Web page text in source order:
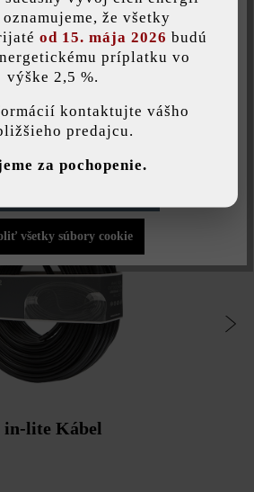
osvetlenie
in-lite Kábel
používa súbory cookie, aby vám ponúkla
všetky súbory cookie
že všetky
od 15. mája 2026 budú
príplatku vo
výške 2,5 %.
kontaktujte vášho
predajcu.
za pochopenie.